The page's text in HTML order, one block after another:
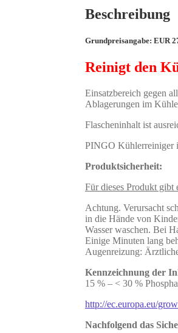
Beschreibung
Grundpreisangabe: EUR
Reinigt den
Einsatzbereich gegen
Ablagerungen im
Flascheninhalt ist
PINGO Kühlerreiniger
Produktsicherheit:
Für dieses Produkt gibt
Achtung. Verursacht
in die Hände von
Wasser waschen. Bei
Einige Minuten lang
Augenreizung:
Kennzeichnung der
15 % – < 30 %
http://ec.europa.eu/
Nachfolgend das